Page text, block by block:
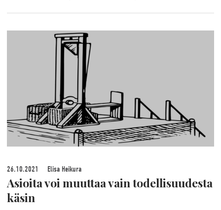
26.10.2021 Elisa Heikura
Asioita voi muuttaa vain todellisuudesta
käsin